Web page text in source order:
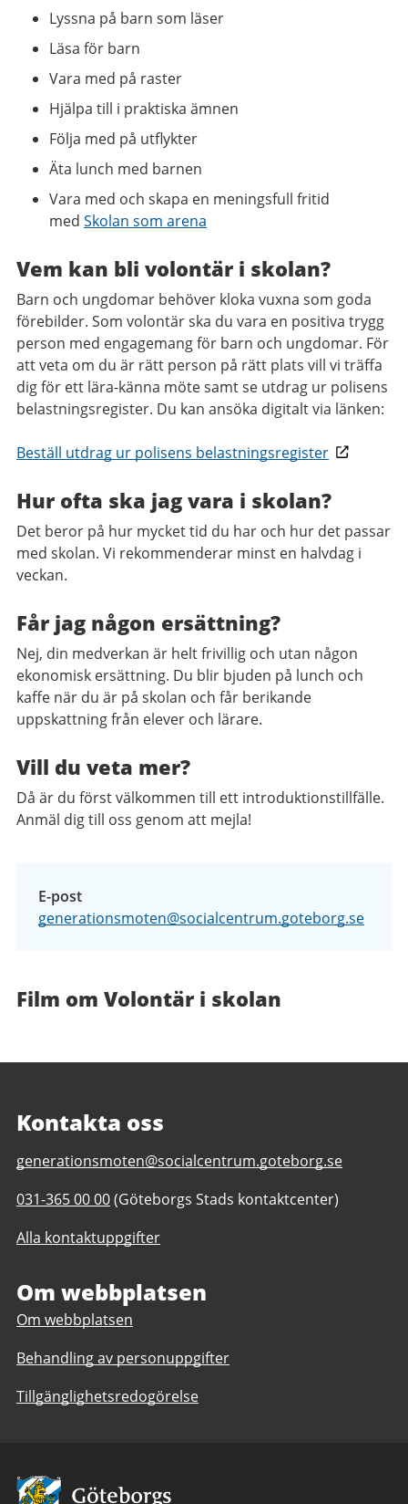
Lyssna på barn som läser
Läsa för barn
Vara med på raster
Hjälpa till i praktiska ämnen
Följa med på utflykter
Äta lunch med barnen
Vara med och skapa en meningsfull fritid
med Skolan som arena
Vem kan bli volontär i skolan?
Barn och ungdomar behöver kloka vuxna som goda
förebilder. Som volontär ska du vara en positiva trygg
person med engagemang för barn och ungdomar. För
att veta om du är rätt person på rätt plats vill vi träffa
dig för ett lära-känna möte samt se utdrag ur polisens
belastningsregister. Du kan ansöka digitalt via länken:
Beställ utdrag ur polisens belastningsregister
Hur ofta ska jag vara i skolan?
Det beror på hur mycket tid du har och hur det passar
med skolan. Vi rekommenderar minst en halvdag i
veckan.
Får jag någon ersättning?
Nej, din medverkan är helt frivillig och utan någon
ekonomisk ersättning. Du blir bjuden på lunch och
kaffe när du är på skolan och får berikande
uppskattning från elever och lärare.
Vill du veta mer?
Då är du först välkommen till ett introduktionstillfälle.
Anmäl dig till oss genom att mejla!
E-post
generationsmoten@socialcentrum.goteborg.se
Film om Volontär i skolan
Kontakta oss
E-
till
Generationsmöten
generationsmoten@socialcentrum.goteborg.se
Telefonnummer
Generationsmöten
031-365 00 00(Göteborgs Stads kontaktcenter)
Alla kontaktuppgifter
Om webbplatsen
Om webbplatsen
Behandling av personuppgifter
Tillgänglighetsredogörelse
Avsändare: